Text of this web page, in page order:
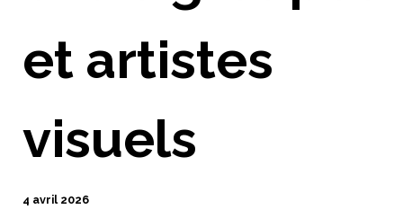
et artistes
visuels
4 avril 2026